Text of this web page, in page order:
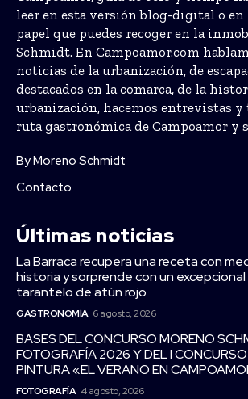
leer en esta versión blog-digital o en
papel que puedes recoger en la
Schmidt. En Campoamor.com
noticias de la urbanización, de
destacados en la comarca, de la
urbanización, hacemos entrevistas y
ruta gastronómica de Campoamor y
By Moreno Schmidt
Contacto
Últimas noticias
La Barraca recupera una receta con
historia y sorprende con un excepcional
tarantelo de atún rojo
GASTRONOMÍA 6 agosto, 2026
BASES DEL CONCURSO MORENO
FOTOGRAFÍA 2026 Y DEL I
PINTURA «EL VERANO EN
FOTOGRAFÍA 4 agosto, 2026